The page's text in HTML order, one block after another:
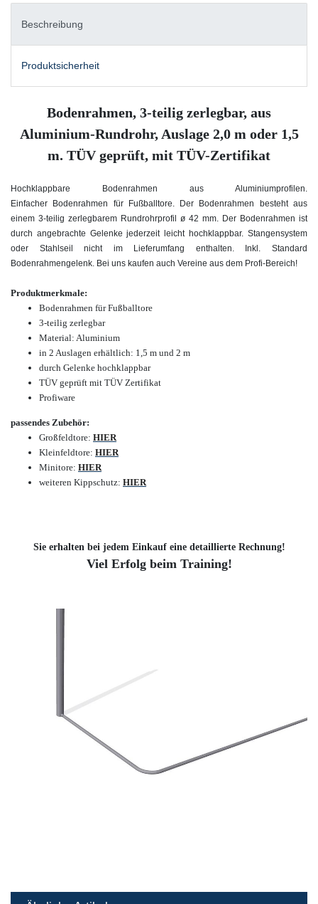
Beschreibung
Produktsicherheit
Bodenrahmen, 3-teilig zerlegbar, aus
Aluminium-Rundrohr, Auslage 2,0 m oder 1,5
m. TÜV geprüft, mit TÜV-Zertifikat
Hochklappbare Bodenrahmen aus Aluminiumprofilen.
Einfacher Bodenrahmen für Fußballtore. Der Bodenrahmen besteht aus
einem 3-teilig zerlegbarem Rundrohrprofil ø 42 mm. Der Bodenrahmen ist
durch angebrachte Gelenke jederzeit leicht hochklappbar. Stangensystem
oder Stahlseil nicht im Lieferumfang enthalten. Inkl. Standard
Bodenrahmengelenk. Bei uns kaufen auch Vereine aus dem Profi-Bereich!
Hochklappbare Bodenrahmen aus
hierfür bereits ab Werk vorgerichteten
Einfacher, vollverschweißter
Querrohr aus Rechteckprofil (80 x 40
Produktmerkmale:
Bodenrahmen für Fußballtore
3-teilig zerlegbar
Material: Aluminium
in 2 Auslagen erhältlich: 1,5 m und 2 m
durch Gelenke hochklappbar
TÜV geprüft mit TÜV Zertifikat
Profiware
passendes Zubehör:
Großfeldtore: HIER
Kleinfeldtore: HIER
Minitore: HIER
weiteren Kippschutz: HIER
Sie erhalten bei jedem Einkauf eine detaillierte Rechnung!
Viel Erfolg beim Training!